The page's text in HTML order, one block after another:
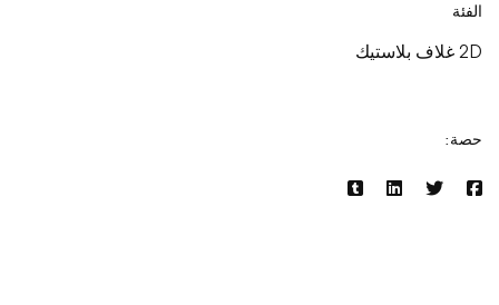
الفئة
2D غلاف بلاستيك
حصة: